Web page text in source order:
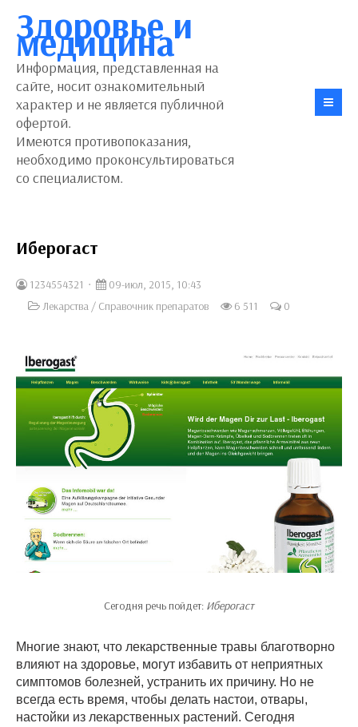
Здоровье и
медицина
Информация, представленная на
сайте, носит ознакомительный
характер и не является публичной
офертой.
Имеются противопоказания,
необходимо проконсультироваться
со специалистом.
Иберогаст
1234554321
09-июл, 2015, 10:43
Лекарства / Справочник препаратов 6 511 0
Сегодня речь пойдет: Иберогаст
Многие знают, что лекарственные травы благотворно
влияют на здоровье, могут избавить от неприятных
симптомов болезней, устранить их причину. Но не
всегда есть время, чтобы делать настои, отвары,
настойки из лекарственных растений. Сегодня